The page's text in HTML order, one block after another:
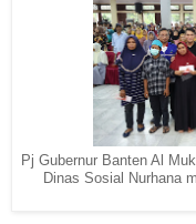
Pj Gubernur Banten Al
Dinas Sosial Nurhana